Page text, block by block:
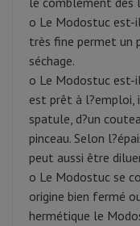
o Le Modostuc est-
très fine permet un
séchage.
o Le Modostuc est-
est prêt à l?emploi,
spatule, d?un
pinceau. Selon
peut aussi être
o Le Modostuc se
origine bien fermé
hermétique le